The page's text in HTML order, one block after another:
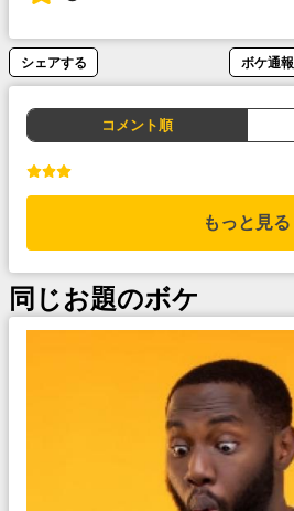
シェアする ボケ通報
コメント順
もっと見る
同じお題のボケ